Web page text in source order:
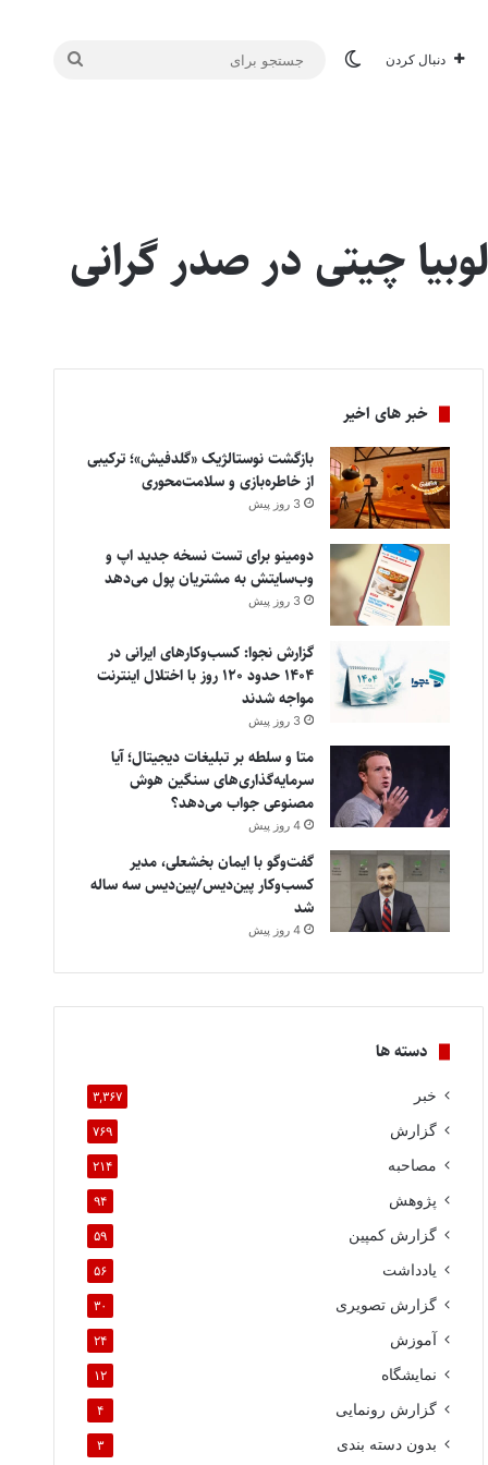
دنبال کردن تغییر پوسته
جستجو
خبر های اخیر
بازگشت نوستالژیک «گلدفیش»؛ ترکیبی
از خاطره‌بازی و سلامت‌محوری
3 روز پیش
دومینو برای تست نسخه جدید اپ و
وب‌سایتش به مشتریان پول می‌دهد
3 روز پیش
گزارش نجوا: کسب‌وکارهای ایرانی در
۱۴۰۴ حدود ۱۲۰ روز با اختلال اینترنت
مواجه شدند
3 روز پیش
متا و سلطه بر تبلیغات دیجیتال؛ آیا
سرمایه‌گذاری‌های سنگین هوش
مصنوعی جواب می‌دهد؟
4 روز پیش
گفت‌وگو با ایمان بخشعلی، مدیر
کسب‌وکار پین‌دیس/پین‌دیس سه ساله
شد
4 روز پیش
دسته ها
خبر ۳,۳۶۷
گزارش ۷۶۹
مصاحبه ۲۱۴
پژوهش ۹۴
گزارش کمپین ۵۹
یادداشت ۵۶
گزارش تصویری ۳۰
آموزش ۲۴
نمایشگاه ۱۲
گزارش رونمایی ۴
بدون دسته بندی ۳